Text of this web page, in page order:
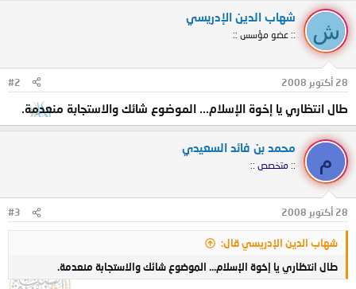
ش
شهاب الدين الإدريسي
:: عضو مؤسس ::
28 أكتوبر 2008 #2
طال انتظاري يا إخوة الإسلام... الموضوع شائك والاستجابة منعدمة.
م
محمد بن فائد السعيدي
:: متخصص ::
28 أكتوبر 2008 #3
شهاب الدين الإدريسي قال:
طال انتظاري يا إخوة الإسلام... الموضوع شائك والاستجابة منعدمة.